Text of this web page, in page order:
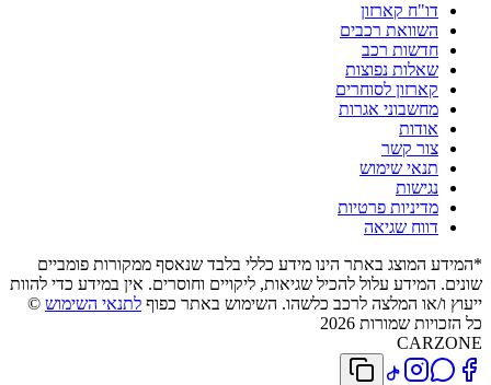
דו"ח קארזון
השוואת רכבים
חדשות רכב
שאלות נפוצות
קארזון לסוחרים
מחשבוני אגרות
אודות
צור קשר
תנאי שימוש
נגישות
מדיניות פרטיות
דווח שגיאה
*המידע המוצג באתר הינו מידע כללי בלבד שנאסף ממקורות פומביים
שונים. המידע עלול להכיל שגיאות, ליקויים וחוסרים. אין במידע כדי להוות
ייעוץ ו/או המלצה לרכב כלשהו. השימוש באתר כפוף לתנאי השימוש ©
כל הזכויות שמורות 2026
CARZONE